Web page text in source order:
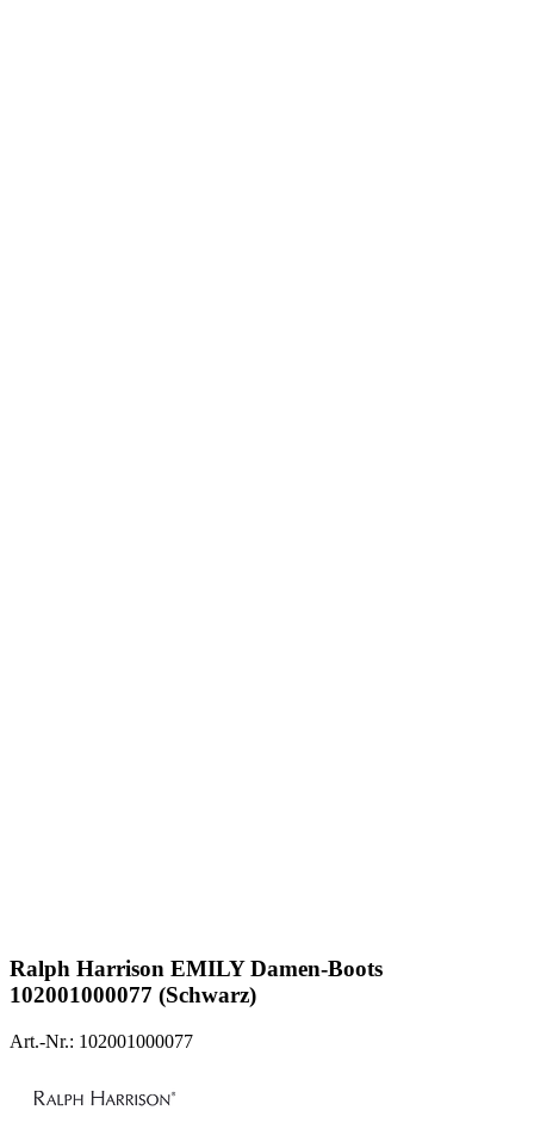
Ralph Harrison EMILY Damen-Boots
102001000077 (Schwarz)
Art.-Nr.: 102001000077